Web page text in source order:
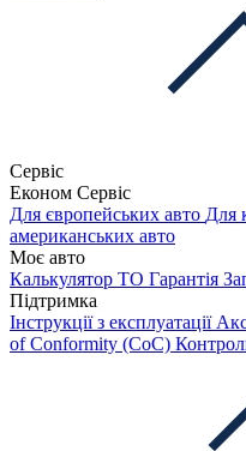
Сервіс
Економ Сервіс
Для європейських авто Для
американських авто
Моє авто
Калькулятор ТО Гарантія
Підтримка
Інструкції з експлуатації
of Conformity (CoC)